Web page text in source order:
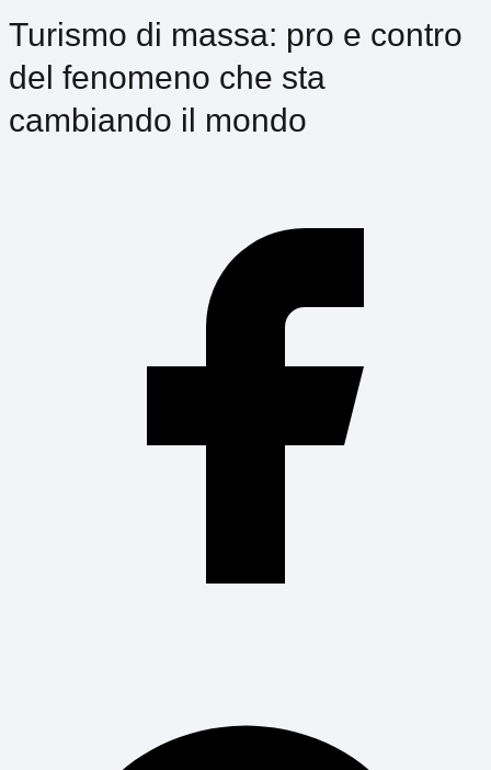
Turismo di massa: pro e contro
del fenomeno che sta
cambiando il mondo